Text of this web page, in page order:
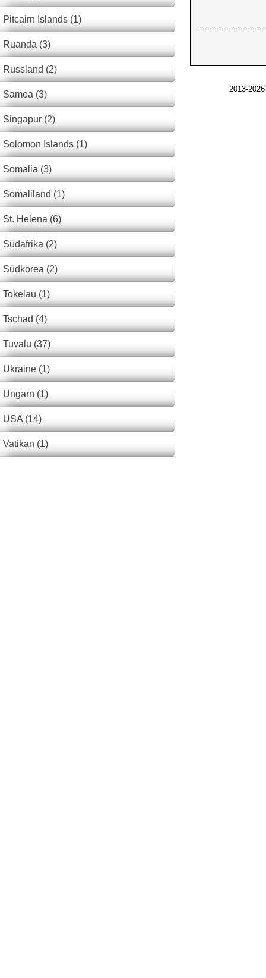
Pitcairn Islands (1)
Ruanda (3)
Russland (2)
Samoa (3)
Singapur (2)
Solomon Islands (1)
Somalia (3)
Somaliland (1)
St. Helena (6)
Südafrika (2)
Südkorea (2)
Tokelau (1)
Tschad (4)
Tuvalu (37)
Ukraine (1)
Ungarn (1)
USA (14)
Vatikan (1)
2013-